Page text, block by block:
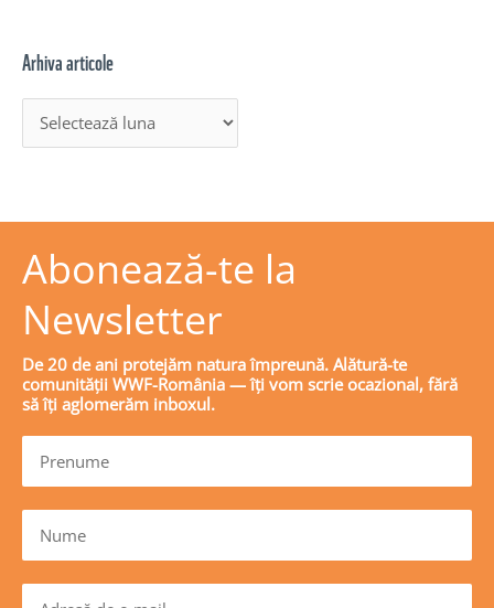
Arhiva articole
Abonează-te la
Newsletter
De 20 de ani protejăm natura împreună. Alătură-te
comunității WWF-România — îți vom scrie ocazional, fără
să îți aglomerăm inboxul.